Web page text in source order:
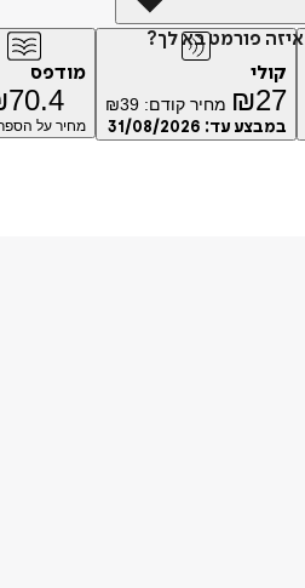
איזה פורמט בא לך?
קולי
₪27 מחיר קודם: ₪39
במבצע עד: 31/08/2026
מודפס
70.4
מחיר על